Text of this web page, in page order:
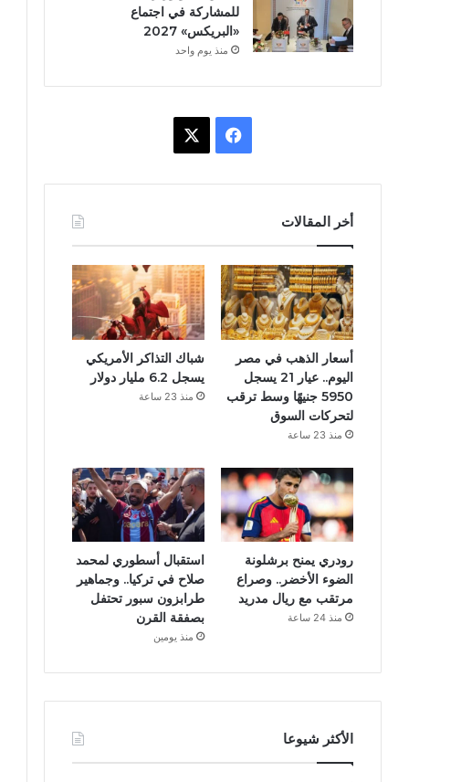
للمشاركة في اجتماع
«البريكس» 2027
منذ يوم واحد
ب
و
ك
أخر المقالات
أسعار الذهب في مصر
اليوم.. عيار 21 يسجل
5950 جنيهًا وسط ترقب
لتحركات السوق
منذ 23 ساعة
شباك التذاكر الأمريكي
يسجل 6.2 مليار دولار
منذ 23 ساعة
رودري يمنح برشلونة
الضوء الأخضر.. وصراع
مرتقب مع ريال مدريد
منذ 24 ساعة
استقبال أسطوري لمحمد
صلاح في تركيا.. وجماهير
طرابزون سبور تحتفل
بصفقة القرن
منذ يومين
الأكثر شيوعا